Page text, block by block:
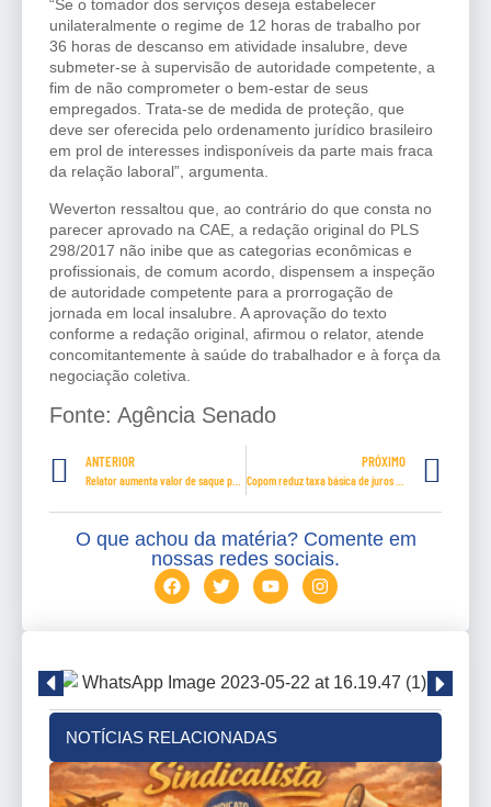
“Se o tomador dos serviços deseja estabelecer
unilateralmente o regime de 12 horas de trabalho por
36 horas de descanso em atividade insalubre, deve
submeter-se à supervisão de autoridade competente, a
fim de não comprometer o bem-estar de seus
empregados. Trata-se de medida de proteção, que
deve ser oferecida pelo ordenamento jurídico brasileiro
em prol de interesses indisponíveis da parte mais fraca
da relação laboral”, argumenta.
Weverton ressaltou que, ao contrário do que consta no
parecer aprovado na CAE, a redação original do PLS
298/2017 não inibe que as categorias econômicas e
profissionais, de comum acordo, dispensem a inspeção
de autoridade competente para a prorrogação de
jornada em local insalubre. A aprovação do texto
conforme a redação original, afirmou o relator, atende
concomitantemente à saúde do trabalhador e à força da
negociação coletiva.
Fonte: Agência Senado
ANTERIOR PRÓXIMO
O que achou da matéria? Comente em
nossas redes sociais.
NOTÍCIAS RELACIONADAS